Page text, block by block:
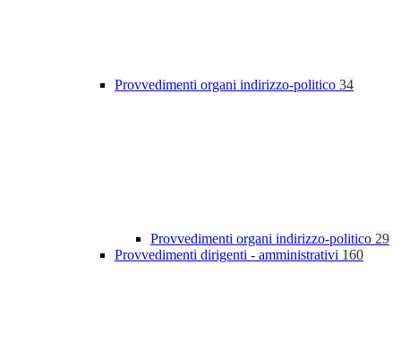
Provvedimenti organi indirizzo-politico 34
Provvedimenti organi indirizzo-politico 29
Provvedimenti dirigenti - amministrativi 160